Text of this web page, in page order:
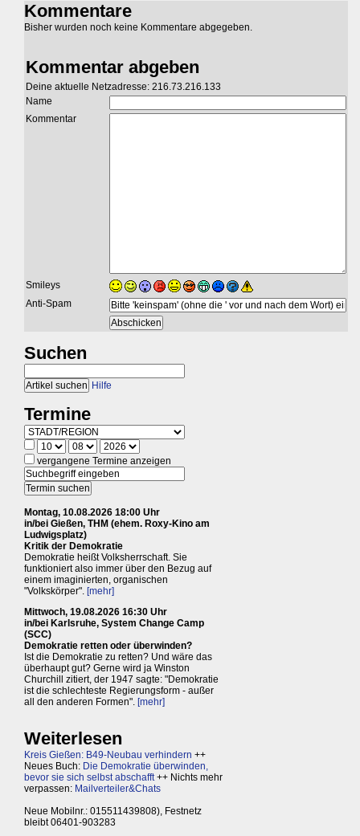
Kommentare
Bisher wurden noch keine Kommentare abgegeben.
Kommentar abgeben
Deine aktuelle Netzadresse: 216.73.216.133
Name
Kommentar
Smileys
Anti-Spam
Suchen
Hilfe
Termine
vergangene Termine anzeigen
Montag, 10.08.2026 18:00 Uhr
in/bei Gießen, THM (ehem. Roxy-Kino am
Ludwigsplatz)
Kritik der Demokratie
Demokratie heißt Volksherrschaft. Sie
funktioniert also immer über den Bezug auf
einem imaginierten, organischen
"Volkskörper". [mehr]
Mittwoch, 19.08.2026 16:30 Uhr
in/bei Karlsruhe, System Change Camp
(SCC)
Demokratie retten oder überwinden?
Ist die Demokratie zu retten? Und wäre das
überhaupt gut? Gerne wird ja Winston
Churchill zitiert, der 1947 sagte: "Demokratie
ist die schlechteste Regierungsform - außer
all den anderen Formen". [mehr]
Weiterlesen
Kreis Gießen: B49-Neubau verhindern ++
Neues Buch: Die Demokratie überwinden,
bevor sie sich selbst abschafft++ Nichts mehr
verpassen: Mailverteiler&Chats
Neue Mobilnr.: 015511439808), Festnetz
bleibt 06401-903283